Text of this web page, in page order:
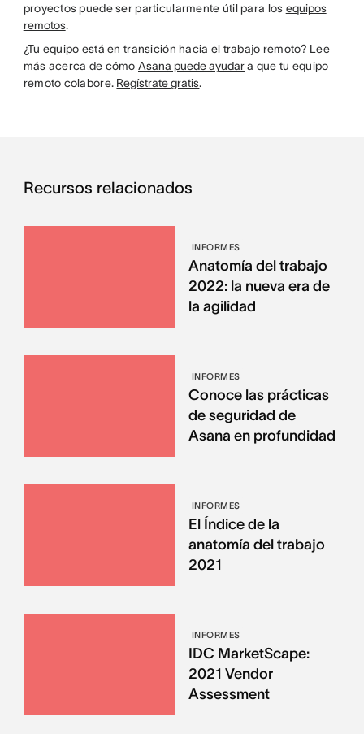
proyectos puede ser particularmente útil para los equipos
remotos.
¿Tu equipo está en transición hacia el trabajo remoto? Lee
más acerca de cómo Asana puede ayudara que tu equipo
remoto colabore. Regístrate gratis.
Recursos relacionados
INFORMES
Anatomía del trabajo
2022: la nueva era de
la agilidad
INFORMES
Conoce las prácticas
de seguridad de
Asana en profundidad
INFORMES
El Índice de la
anatomía del trabajo
2021
INFORMES
IDC MarketScape:
2021 Vendor
Assessment